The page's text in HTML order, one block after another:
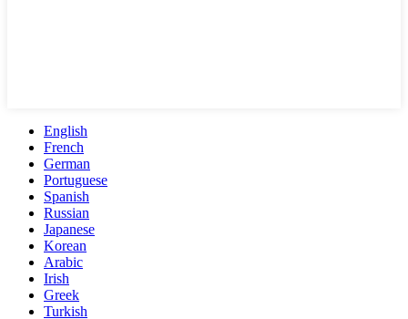
English
French
German
Portuguese
Spanish
Russian
Japanese
Korean
Arabic
Irish
Greek
Turkish